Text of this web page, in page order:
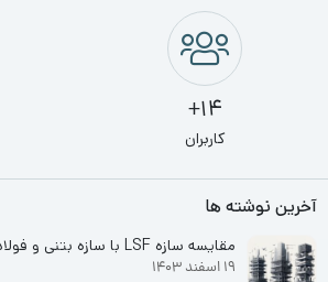
14+
کاربران
آخرین نوشته ها
مقایسه سازه LSF با سازه بتنی و فولادی
19 اسفند 1403